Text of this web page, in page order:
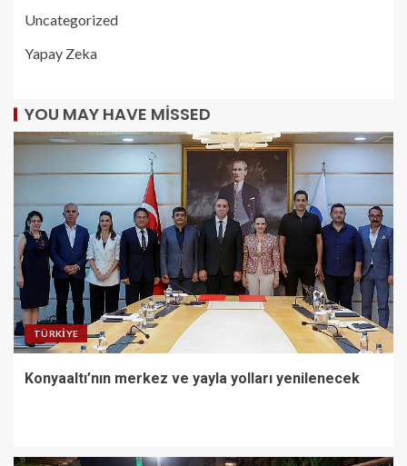
Uncategorized
Yapay Zeka
YOU MAY HAVE MISSED
TÜRKIYE
Konyaaltı’nın merkez ve yayla yolları yenilenecek